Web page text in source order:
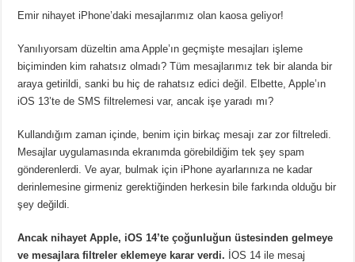
Emir nihayet iPhone’daki mesajlarımız olan kaosa geliyor!
Yanılıyorsam düzeltin ama Apple’ın geçmişte mesajları işleme
biçiminden kim rahatsız olmadı? Tüm mesajlarımız tek bir alanda bir
araya getirildi, sanki bu hiç de rahatsız edici değil. Elbette, Apple’ın
iOS 13’te de SMS filtrelemesi var, ancak işe yaradı mı?
Kullandığım zaman içinde, benim için birkaç mesajı zar zor filtreledi.
Mesajlar uygulamasında ekranımda görebildiğim tek şey spam
gönderenlerdi. Ve ayar, bulmak için iPhone ayarlarınıza ne kadar
derinlemesine girmeniz gerektiğinden herkesin bile farkında olduğu bir
şey değildi.
Ancak nihayet Apple, iOS 14’te çoğunluğun üstesinden gelmeye
ve mesajlara filtreler eklemeye karar verdi. İOS 14 ile mesaj